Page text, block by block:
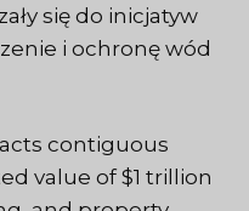
się do inicjatyw
i ochronę wód
contiguous
value of $1 trillion